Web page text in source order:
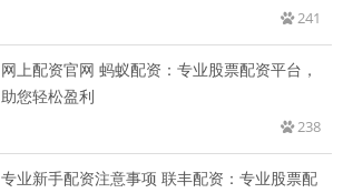
241
网上配资官网 蚂蚁配资：专业股票配资平台，
助您轻松盈利
238
专业新手配资注意事项 联丰配资：专业股票配